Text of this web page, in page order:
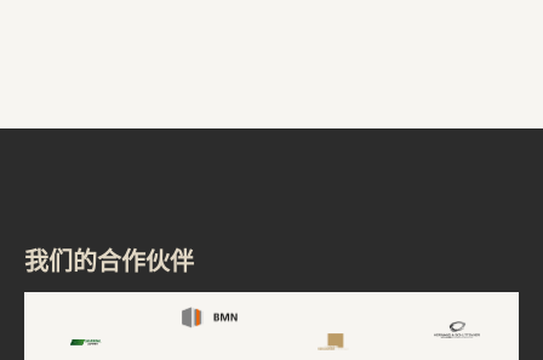
我们的合作伙伴